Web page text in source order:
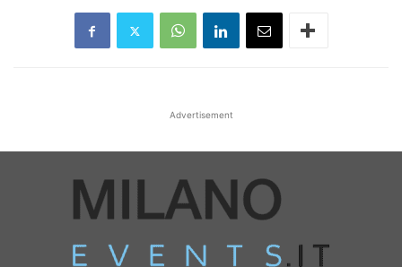
Advertisement